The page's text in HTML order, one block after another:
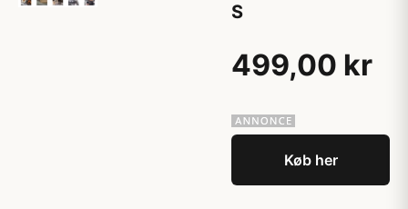
S
499,00 kr
Køb her